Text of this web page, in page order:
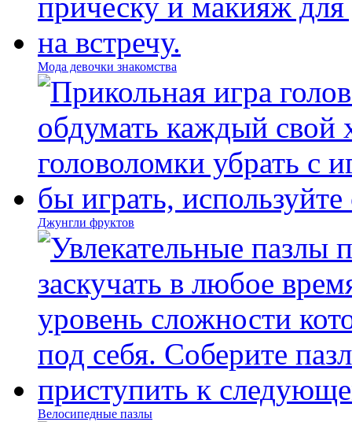
Мода девочки знакомства
Джунгли фруктов
Велосипедные пазлы